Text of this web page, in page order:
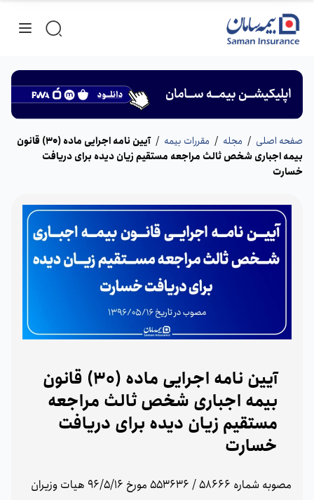
صفحه اصلی / مجله / مقررات بیمه /
آیین نامه اجرایی ماده (30) قانون
بیمه اجباری شخص ثالث مراجعه مستقیم زیان دیده برای دریافت
خسارت
آیین نامه اجرایی ماده (30) قانون
بیمه اجباری شخص ثالث مراجعه
مستقیم زیان دیده برای دریافت
خسارت
مصوبه شماره 58666 / 553636 مورخ 96/5/16 هیات وزیران